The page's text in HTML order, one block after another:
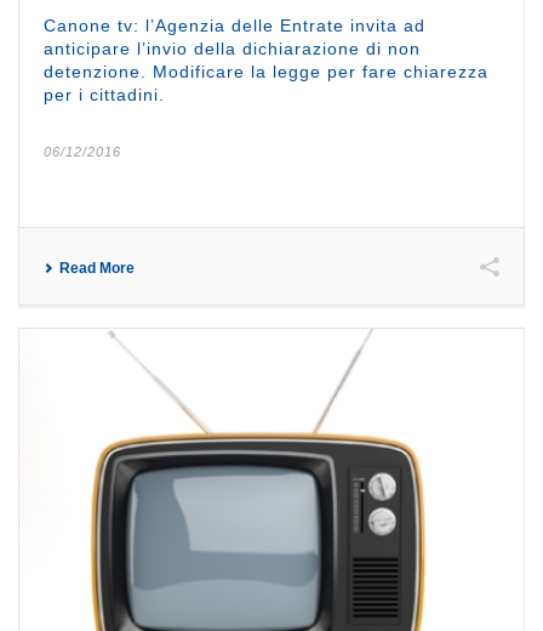
Canone tv: l’Agenzia delle Entrate invita ad
anticipare l’invio della dichiarazione di non
detenzione. Modificare la legge per fare chiarezza
per i cittadini.
06/12/2016
Read More